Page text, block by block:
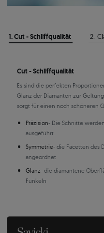
1. Cut - Schliffqualität 2.
Cut - Schliffqualität
Es sind die perfekten
Glanz der Diamanten zur
sorgt für einen noch schöneren
Präzision- Die Schnitte
ausgeführt.
Symmetrie- die Facetten des
angeordnet
Glanz- die diamantene
Funkeln